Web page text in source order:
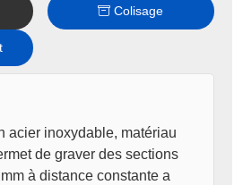
Colisage
acier inoxydable, matériau
de graver des sections
à distance constante a